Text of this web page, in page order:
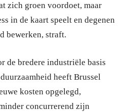
zich groen voordoet, maar
in de kaart speelt en degenen
bewerken, straft.
de bredere industriële basis
heeft Brussel
kosten opgelegd,
concurrerend zijn